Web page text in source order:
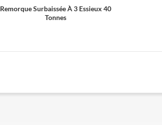
Remorque Surbaissée À 3 Essieux 40
Tonnes